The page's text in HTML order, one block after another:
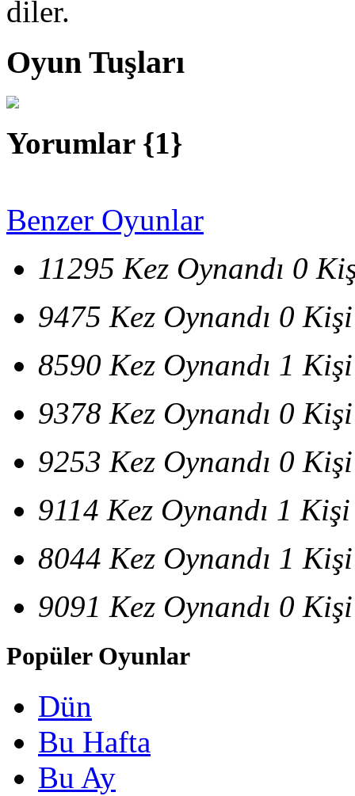
diler.
Oyun Tuşları
Yorumlar {1}
Benzer Oyunlar
11295 Kez Oynandı 0
9475 Kez Oynandı 0
8590 Kez Oynandı 1
9378 Kez Oynandı 0
9253 Kez Oynandı 0
9114 Kez Oynandı 1
8044 Kez Oynandı 1
9091 Kez Oynandı 0
Popüler Oyunlar
Dün
Bu Hafta
Bu Ay